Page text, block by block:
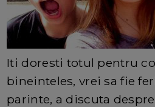
Iti doresti totul pentru
bineinteles, vrei sa fie
parinte, a discuta